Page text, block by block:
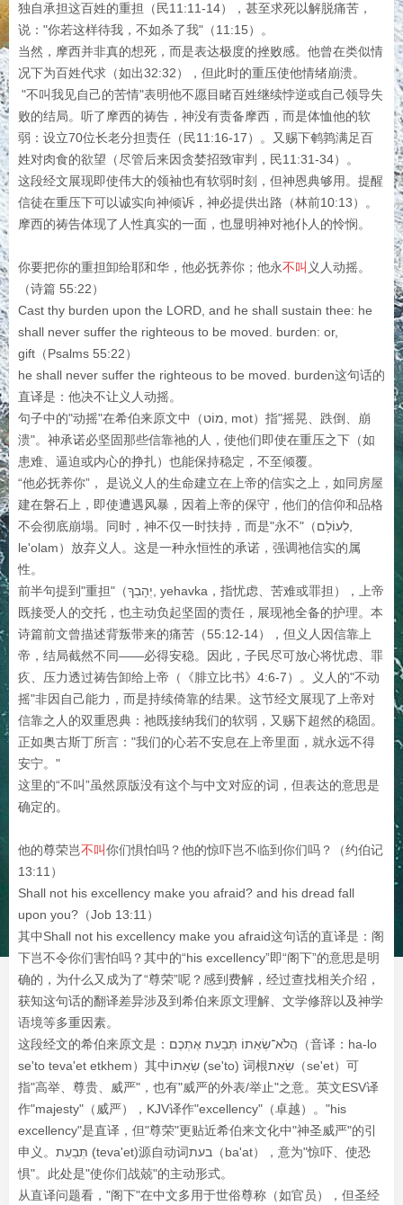
独自承担这百姓的重担（民11:11-14），甚至求死以解脱痛苦，
说："你若这样待我，不如杀了我"（11:15）。
当然，摩西并非真的想死，而是表达极度的挫败感。他曾在类似情
况下为百姓代求（如出32:32），但此时的重压使他情绪崩溃。
"不叫我见自己的苦情"表明他不愿目睹百姓继续悖逆或自己领导失
败的结局。听了摩西的祷告，神没有责备摩西，而是体恤他的软
弱：设立70位长老分担责任（民11:16-17）。又赐下鹌鹑满足百
姓对肉食的欲望（尽管后来因贪婪招致审判，民11:31-34）。
这段经文展现即使伟大的领袖也有软弱时刻，但神恩典够用。提醒
信徒在重压下可以诚实向神倾诉，神必提供出路（林前10:13）。
摩西的祷告体现了人性真实的一面，也显明神对祂仆人的怜悯。
你要把你的重担卸给耶和华，他必抚养你；他永不叫 义人动摇。
（诗篇 55:22）
Cast thy burden upon the LORD, and he shall sustain thee: he
shall never suffer the righteous to be moved. burden: or,
gift（Psalms 55:22）
he shall never suffer the righteous to be moved. burden这句话的
直译是：他决不让义人动摇。
句子中的"动摇"在希伯来原文中（מוֹט, mot）指"摇晃、跌倒、崩
溃"。神承诺必坚固那些信靠祂的人，使他们即使在重压之下（如
患难、逼迫或内心的挣扎）也能保持稳定，不至倾覆。
“他必抚养你”， 是说义人的生命建立在上帝的信实之上，如同房屋
建在磐石上，即使遭遇风暴，因着上帝的保守，他们的信仰和品格
不会彻底崩塌。同时，神不仅一时扶持，而是"永不"（לְעוֹלָם,
le'olam）放弃义人。这是一种永恒性的承诺，强调祂信实的属
性。
前半句提到"重担"（יְהָבְךָ, yehavka，指忧虑、苦难或罪担），上帝
既接受人的交托，也主动负起坚固的责任，展现祂全备的护理。本
诗篇前文曾描述背叛带来的痛苦（55:12-14），但义人因信靠上
帝，结局截然不同——必得安稳。因此，子民尽可放心将忧虑、罪
疚、压力透过祷告卸给上帝（《腓立比书》4:6-7）。义人的"不动
摇"非因自己能力，而是持续倚靠的结果。这节经文展现了上帝对
信靠之人的双重恩典：祂既接纳我们的软弱，又赐下超然的稳固。
正如奥古斯丁所言："我们的心若不安息在上帝里面，就永远不得
安宁。"
这里的“不叫”虽然原版没有这个与中文对应的词，但表达的意思是
确定的。
他的尊荣岂不叫你们惧怕吗？他的惊吓岂不临到你们吗？（约伯记
13:11）
Shall not his excellency make you afraid? and his dread fall
upon you?（Job 13:11）
其中Shall not his excellency make you afraid这句话的直译是：阁
下岂不令你们害怕吗？其中的“his excellency”即“阁下”的意思是明
确的，为什么又成为了“尊荣”呢？感到费解，经过查找相关介绍，
获知这句话的翻译差异涉及到希伯来原文理解、文学修辞以及神学
语境等多重因素。
这段经文的希伯来原文是：הֲלֹא־שְׂאֵתוֹ תְּבַעֵת אֶתְכֶם（音译：ha-lo
se'to teva'et etkhem）其中שְׂאֵתוֹ (se'to) 词根שְׂאֵת（se'et）可
指"高举、尊贵、威严"，也有"威严的外表/举止"之意。英文ESV译
作"majesty"（威严），KJV译作"excellency"（卓越）。"his
excellency"是直译，但"尊荣"更贴近希伯来文化中"神圣威严"的引
申义。תְּבַעֵת (teva'et)源自动词בעת（ba'at），意为"惊吓、使恐
惧"。此处是"使你们战兢"的主动形式。
从直译问题看，"阁下"在中文多用于世俗尊称（如官员），但圣经